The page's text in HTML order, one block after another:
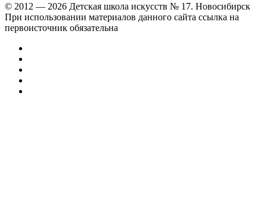
© 2012 — 2026 Детская школа искусств № 17. Новосибирск
При использовании материалов данного сайта ссылка на
первоисточник обязательна